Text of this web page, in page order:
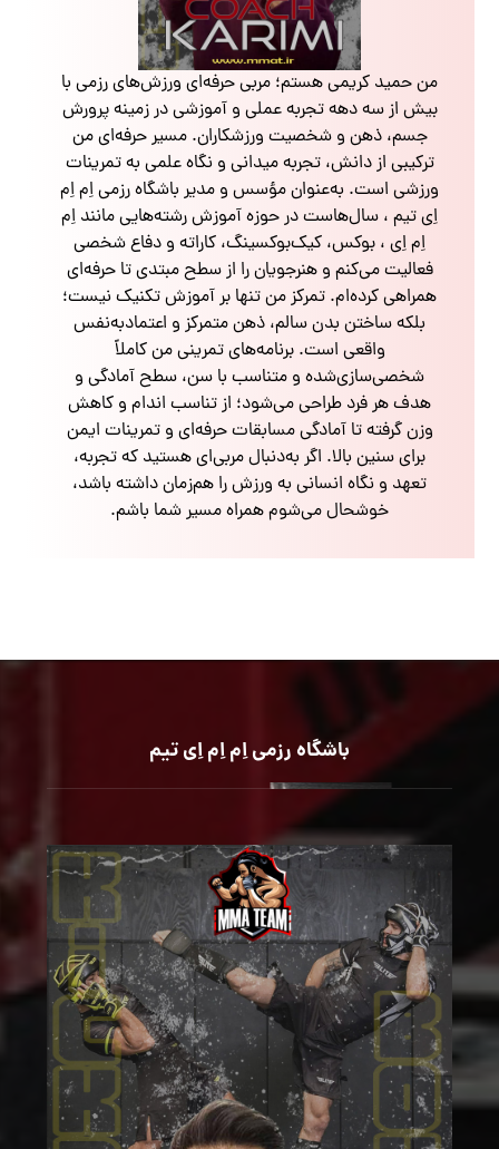
من حمید کریمی هستم؛ مربی حرفه‌ای ورزش‌های رزمی با
بیش از سه دهه تجربه عملی و آموزشی در زمینه پرورش
جسم، ذهن و شخصیت ورزشکاران. مسیر حرفه‌ای من
ترکیبی از دانش، تجربه میدانی و نگاه علمی به تمرینات
ورزشی است. به‌عنوان مؤسس و مدیر باشگاه رزمی اِم اِم
اِی تیم ، سال‌هاست در حوزه آموزش رشته‌هایی مانند اِم
اِم اِی ، بوکس، کیک‌بوکسینگ، کاراته و دفاع شخصی
فعالیت می‌کنم و هنرجویان را از سطح مبتدی تا حرفه‌ای
همراهی کرده‌ام. تمرکز من تنها بر آموزش تکنیک نیست؛
بلکه ساختن بدن سالم، ذهن متمرکز و اعتمادبه‌نفس
واقعی است. برنامه‌های تمرینی من کاملاً
شخصی‌سازی‌شده و متناسب با سن، سطح آمادگی و
هدف هر فرد طراحی می‌شود؛ از تناسب اندام و کاهش
وزن گرفته تا آمادگی مسابقات حرفه‌ای و تمرینات ایمن
برای سنین بالا. اگر به‌دنبال مربی‌ای هستید که تجربه،
تعهد و نگاه انسانی به ورزش را هم‌زمان داشته باشد،
خوشحال می‌شوم همراه مسیر شما باشم.
باشگاه رزمی اِم اِم اِی تیم